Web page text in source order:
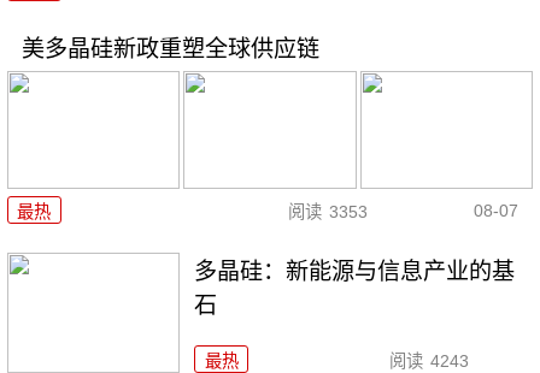
美多晶硅新政重塑全球供应链
最热 阅读 3353 08-07
多晶硅：新能源与信息产业的基
石
最热 阅读 4243